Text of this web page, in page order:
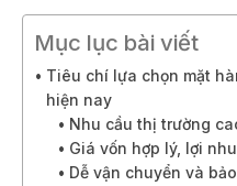
Mục lục bài viết
Tiêu chí lựa chọn mặt
hiện nay
Nhu cầu thị trường
Giá vốn hợp lý, lợi
Dễ vận chuyển và